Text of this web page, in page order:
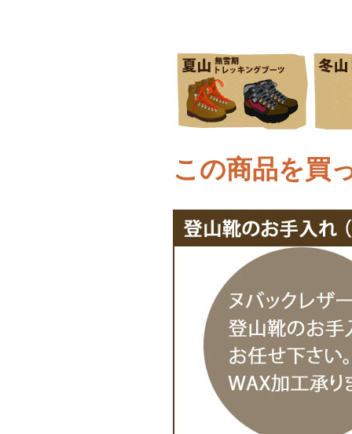
この商品を買